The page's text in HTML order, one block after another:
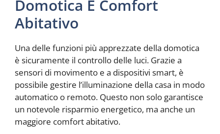
Domotica E Comfort
Abitativo
Una delle funzioni più apprezzate della domotica
è sicuramente il controllo delle luci. Grazie a
sensori di movimento e a dispositivi smart, è
possibile gestire l’illuminazione della casa in modo
automatico o remoto. Questo non solo garantisce
un notevole risparmio energetico, ma anche un
maggiore comfort abitativo.